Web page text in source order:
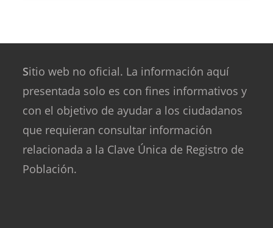
Sitio web no oficial. La información aquí
presentada solo es con fines informativos y
con el objetivo de ayudar a los ciudadanos
que requieran consultar información
relacionada a la Clave Única de Registro de
Población.